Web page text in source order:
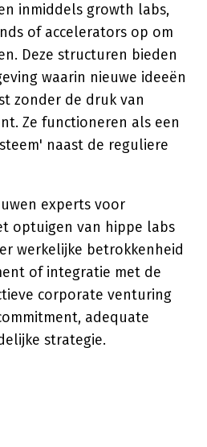
inmiddels growth labs,
of accelerators op om
Deze structuren bieden
waarin nieuwe ideeën
zonder de druk van
Ze functioneren als een
naast de reguliere
experts voor
optuigen van hippe labs
werkelijke betrokkenheid
of integratie met de
corporate venturing
adequate
strategie.